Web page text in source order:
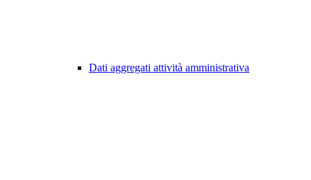
Dati aggregati attività amministrativa